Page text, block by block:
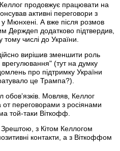
продовжує працювати на
активні переговори з
Мюнхені. А вже після розмов
Держдеп додатково підтвердив,
числі до України.
вирішив зменшити роль
(тут на думку
про підтримку України
це Трампа?).
обовʼязків. Мовляв, Келлог
переговорами з росіянами
той-таки Віткофф.
з Кітом Келлогом
контакти, а з Віткоффом